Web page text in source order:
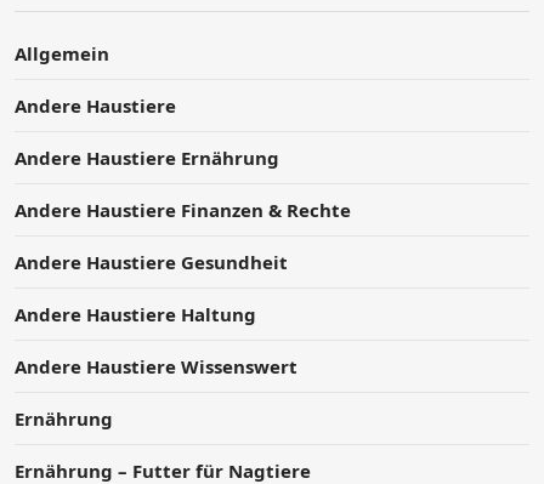
Allgemein
Andere Haustiere
Andere Haustiere Ernährung
Andere Haustiere Finanzen & Rechte
Andere Haustiere Gesundheit
Andere Haustiere Haltung
Andere Haustiere Wissenswert
Ernährung
Ernährung – Futter für Nagtiere